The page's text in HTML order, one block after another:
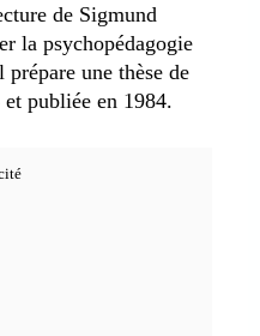
de Sigmund
la psychopédagogie
une thèse de
publiée en 1984.